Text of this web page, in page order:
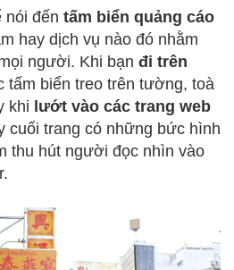
nói đến tấm biển quảng cáo
hay dịch vụ nào đó nhằm
người. Khi bạn đi trên
tấm biển treo trên tường, toà
khi lướt vào các trang web
cuối trang có những bức hình
thu hút người đọc nhìn vào